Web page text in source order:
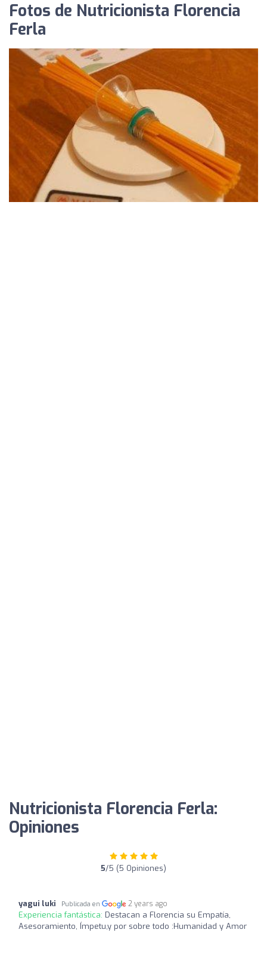
Fotos de Nutricionista Florencia
Ferla
Nutricionista Florencia Ferla:
Opiniones
5/5 (5 Opiniones)
yagui luki Publicada en 2 years ago
Experiencia fantástica: Destacan a Florencia su Empatía,
Asesoramiento, Ímpetu,y por sobre todo :Humanidad y Amor